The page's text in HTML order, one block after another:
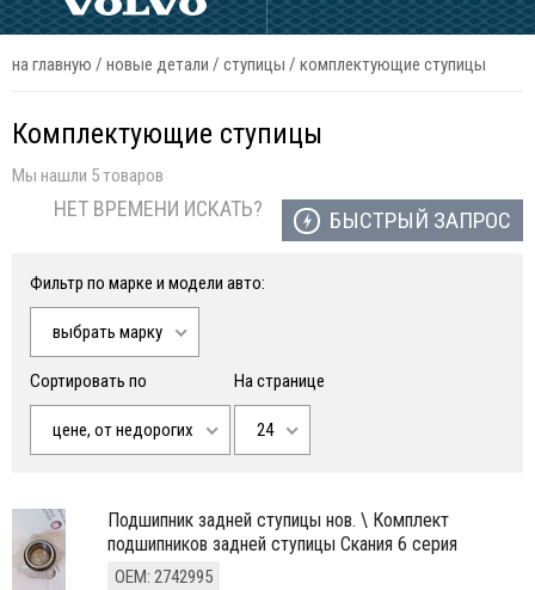
на главную / новые детали / ступицы / комплектующие ступицы
Комплектующие ступицы
Мы нашли 5 товаров
НЕТ ВРЕМЕНИ ИСКАТЬ? БЫСТРЫЙ ЗАПРОС
Фильтр по марке и модели авто:
выбрать марку
Сортировать по
цене, от недорогих
На странице
24
подшипник задней ступицы нов. \ Комплект
подшипников задней ступицы Скания 6 серия
ОЕМ: 2742995